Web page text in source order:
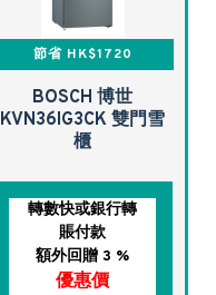
節省 HK$1720
BOSCH 博世
KVN36IG3CK 雙門雪
櫃
轉數快或銀行轉
賬付款
額外回贈 3 %
優惠價